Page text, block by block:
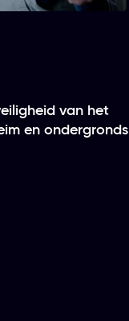
van het
en ondergronds